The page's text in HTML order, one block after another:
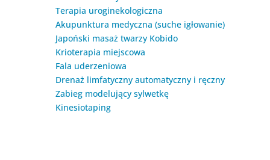
Terapia uroginekologiczna
Akupunktura medyczna (suche igłowanie)
Japoński masaż twarzy Kobido
Krioterapia miejscowa
Fala uderzeniowa
Drenaż limfatyczny automatyczny i ręczny
Zabieg modelujący sylwetkę
Kinesiotaping